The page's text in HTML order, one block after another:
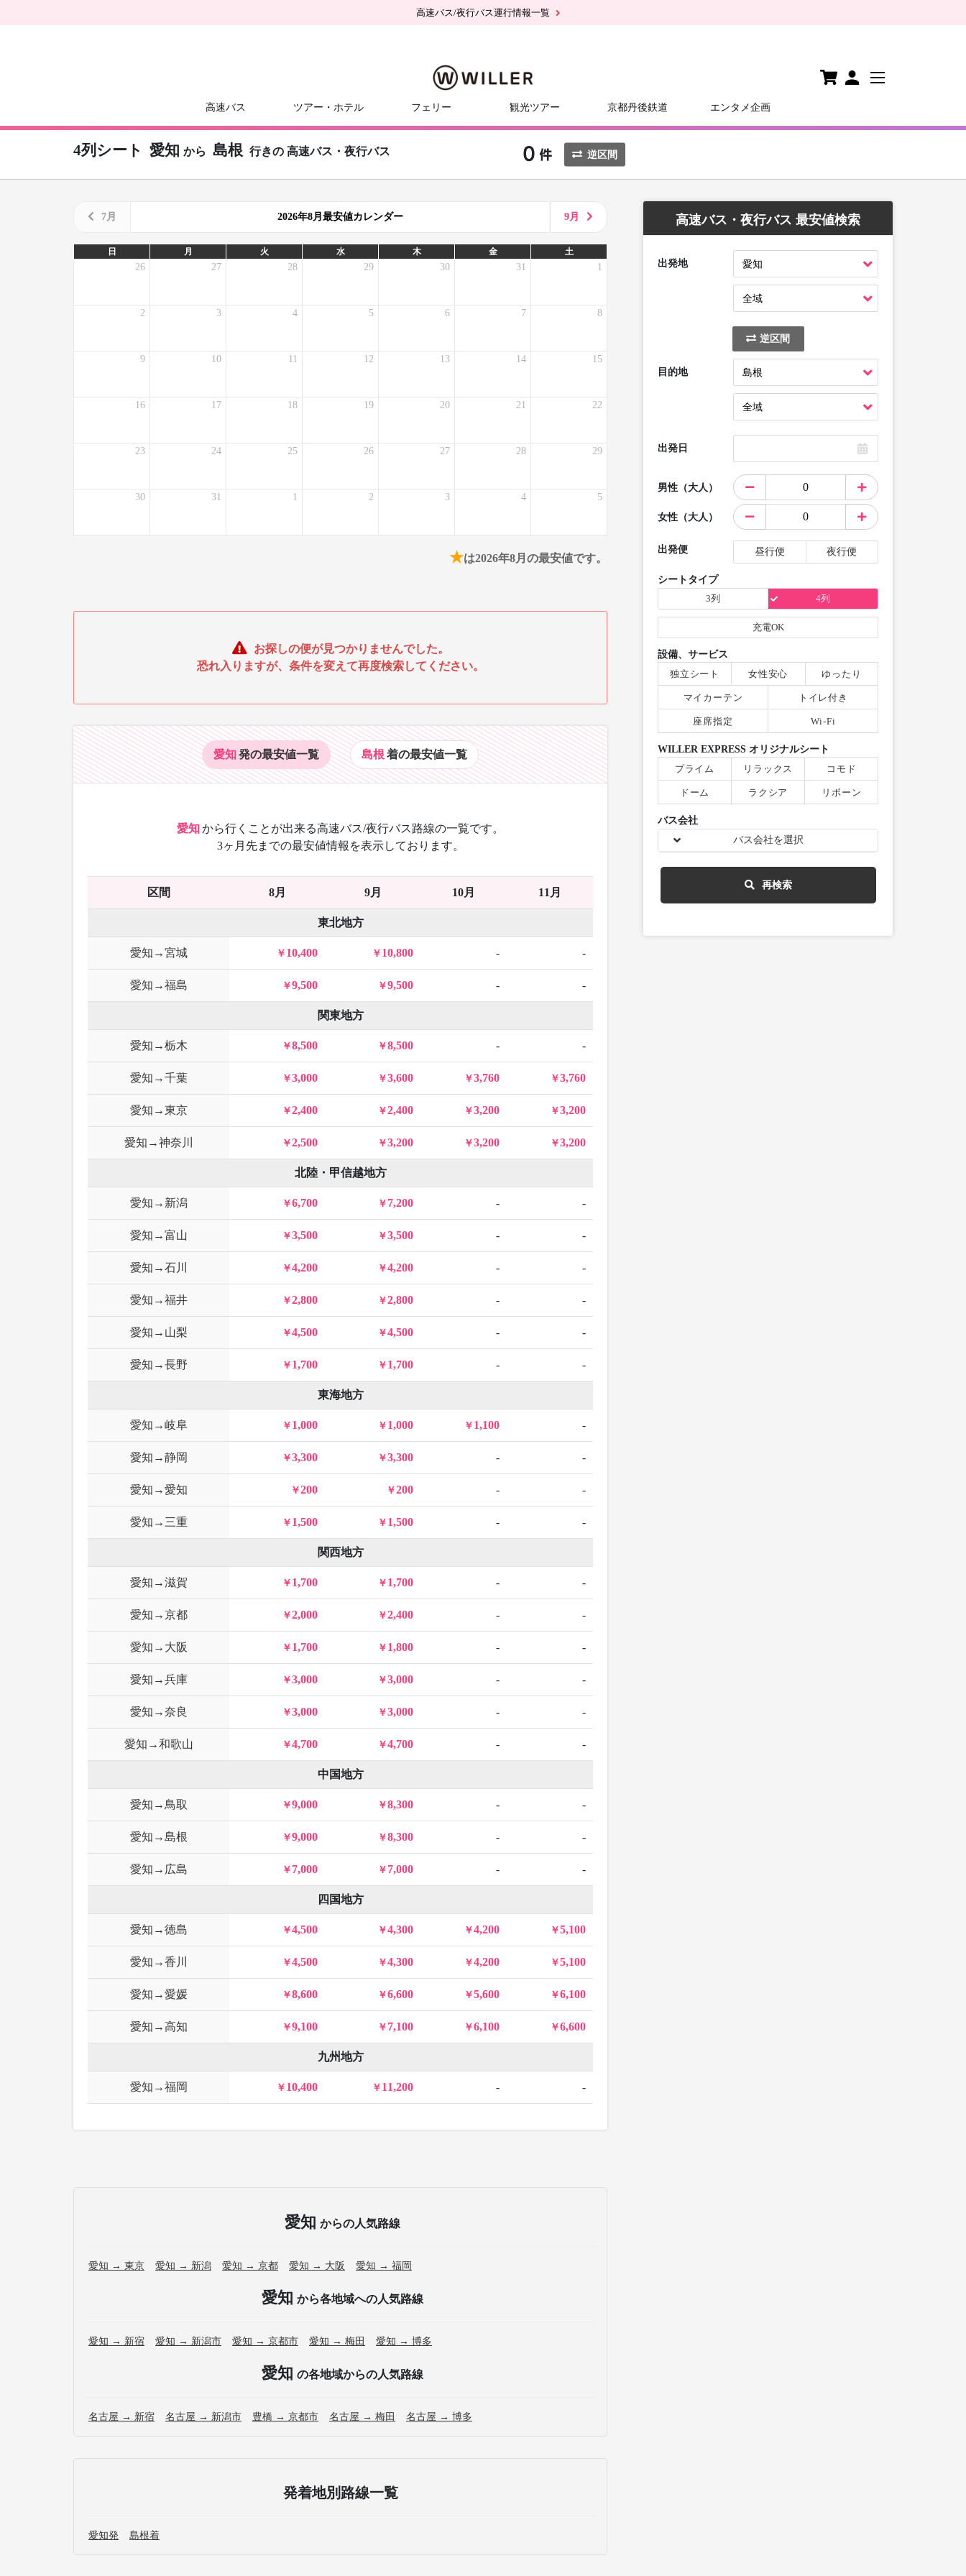
高速バス/夜行バス運行情報一覧
高速バス ツアー・ホテル フェリー 観光ツアー 京都丹後鉄道 エンタメ企画
4列シート 愛知 から 島根 行きの 高速バス・夜行バス 逆区間
7月 2026年8月最安値カレンダー 9月
日 月 火 水 木 金 土
26 27 28 29 30 31 1
2 3 4 5 6 7 8
9 10 11 12 13 14 15
16 17 18 19 20 21 22
23 24 25 26 27 28 29
30 31 1 2 3 4 5
★は2026年8月の最安値です。
お探しの便が見つかりませんでした。
恐れ入りますが、条件を変えて再度検索してください。
愛知 発の最安値一覧 島根着の最安値一覧
愛知から行くことが出来る高速バス/夜行バス路線の一覧です。
3ヶ月先までの最安値情報を表示しております。
区間 8月 9月 10月 11月
東北地方
愛知→宮城 10,400 10,800 - -
愛知→福島 9,500 9,500 - -
関東地方
愛知→栃木 8,500 8,500 - -
愛知→千葉 3,000 3,600 3,760 3,760
愛知→東京 2,400 2,400 3,200 3,200
愛知→神奈川 2,500 3,200 3,200 3,200
北陸・甲信越地方
愛知→新潟 6,700 7,200 - -
愛知→富山 3,500 3,500 - -
愛知→石川 4,200 4,200 - -
愛知→福井 2,800 2,800 - -
愛知→山梨 4,500 4,500 - -
愛知→長野 1,700 1,700 - -
東海地方
愛知→岐阜 1,000 1,000 1,100 -
愛知→静岡 3,300 3,300 - -
愛知→愛知 200 200 - -
愛知→三重 1,500 1,500 - -
関西地方
愛知→滋賀 1,700 1,700 - -
愛知→京都 2,000 2,400 - -
愛知→大阪 1,700 1,800 - -
愛知→兵庫 3,000 3,000 - -
愛知→奈良 3,000 3,000 - -
愛知→和歌山 4,700 4,700 - -
中国地方
愛知→鳥取 9,000 8,300 - -
愛知→島根 9,000 8,300 - -
愛知→広島 7,000 7,000 - -
四国地方
愛知→徳島 4,500 4,300 4,200 5,100
愛知→香川 4,500 4,300 4,200 5,100
愛知→愛媛 8,600 6,600 5,600 6,100
愛知→高知 9,100 7,100 6,100 6,600
九州地方
愛知→福岡 10,400 11,200 - -
愛知 からの人気路線
愛知 → 東京 愛知 → 新潟 愛知 → 京都 愛知 → 大阪 愛知 → 福岡
愛知 から各地域への人気路線
愛知 → 新宿 愛知 → 新潟市 愛知 → 京都市 愛知 → 梅田 愛知 → 博多
愛知 の各地域からの人気路線
名古屋 → 新宿 名古屋 → 新潟市 豊橋 → 京都市 名古屋 → 梅田 名古屋 → 博多
発着地別路線一覧
愛知発 島根着
高速バス・夜行バス 最安値検索
出発地
逆区間
目的地
出発日
男性（大人）
女性（大人）
出発便 昼行便 夜行便
シートタイプ
3列
4列
充電OK
設備、サービス
独立シート
女性安心 ゆったり
マイカーテン トイレ付き
座席指定 Wi-Fi
WILLER EXPRESS オリジナルシート
プライム
リラックス コモド
ドーム ラクシア リボーン
バス会社
バス会社を選択
再検索